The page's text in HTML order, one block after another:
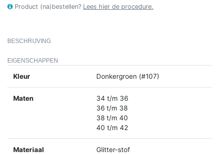
Product (na)bestellen? Lees hier de procedure.
BESCHRIJVING
EIGENSCHAPPEN
Kleur Donkergroen (#107)
Maten
34 t/m 36
36 t/m 38
38 t/m 40
40 t/m 42
Materiaal
Glitter-stof